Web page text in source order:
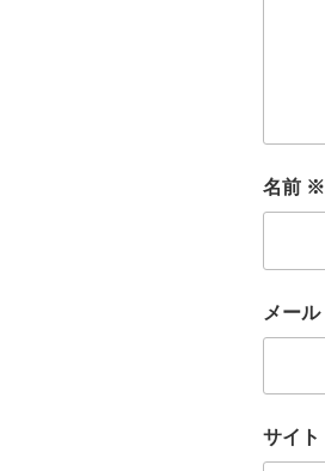
名前 ※
メール
サイト